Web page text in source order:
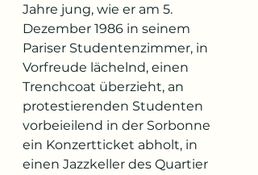
Jahre jung, wie er am 5.
Dezember 1986 in seinem
Pariser Studentenzimmer, in
Vorfreude lächelnd, einen
Trenchcoat überzieht, an
protestierenden Studenten
vorbeieilend in der Sorbonne
ein Konzertticket abholt, in
einen Jazzkeller des Quartier